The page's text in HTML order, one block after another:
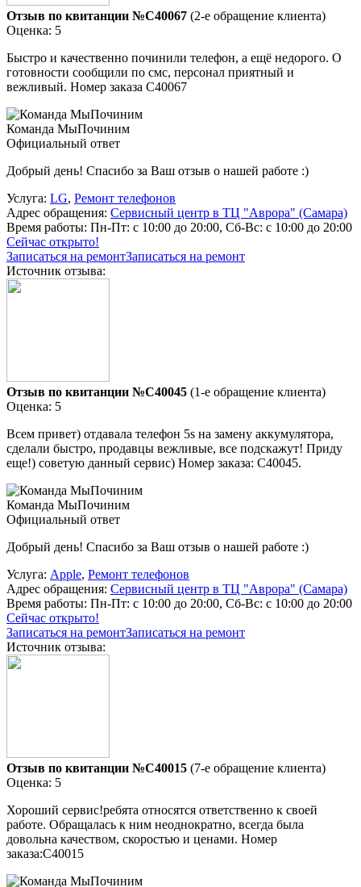
Отзыв по квитанции №C40067 (2-е обращение клиента)
Оценка: 5
Быстро и качественно починили телефон, а ещё недорого. О
готовности сообщили по смс, персонал приятный и
вежливый. Номер заказа С40067
Команда МыПочиним
Официальный ответ
Добрый день! Спасибо за Ваш отзыв о нашей работе :)
Услуга: LG, Ремонт телефонов
Адрес обращения: Сервисный центр в ТЦ "Аврора" (Самара)
Время работы: Пн-Пт: с 10:00 до 20:00, Сб-Вс: с 10:00 до 20:00
Сейчас открыто!
Записаться на ремонтЗаписаться на ремонт
Источник отзыва:
Отзыв по квитанции №C40045 (1-е обращение клиента)
Оценка: 5
Всем привет) отдавала телефон 5s на замену аккумулятора,
сделали быстро, продавцы вежливые, все подскажут! Приду
еще!) советую данный сервис) Номер заказа: C40045.
Команда МыПочиним
Официальный ответ
Добрый день! Спасибо за Ваш отзыв о нашей работе :)
Услуга: Apple, Ремонт телефонов
Адрес обращения: Сервисный центр в ТЦ "Аврора" (Самара)
Время работы: Пн-Пт: с 10:00 до 20:00, Сб-Вс: с 10:00 до 20:00
Сейчас открыто!
Записаться на ремонтЗаписаться на ремонт
Источник отзыва:
Отзыв по квитанции №C40015 (7-е обращение клиента)
Оценка: 5
Хороший сервис!ребята относятся ответственно к своей
работе. Обращалась к ним неоднократно, всегда была
довольна качеством, скоростью и ценами. Номер
заказа:C40015